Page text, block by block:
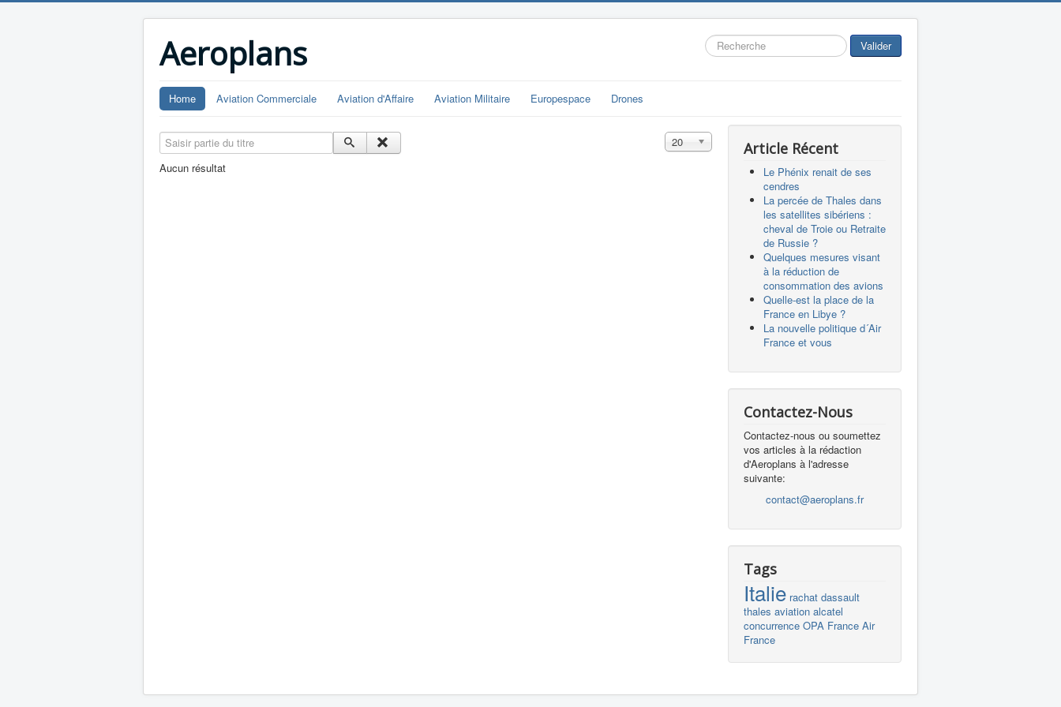
Aeroplans Rechercher Valider
Home Aviation Commerciale Aviation d'Affaire Aviation Militaire Europespace Drones
Saisir partie du titre Affichage #
20
Aucun résultat
Article Récent
Le Phénix renait de ses
cendres
La percée de Thales dans
les satellites sibériens :
cheval de Troie ou Retraite
de Russie ?
Quelques mesures visant
à la réduction de
consommation des avions
Quelle-est la place de la
France en Libye ?
La nouvelle politique d´Air
France et vous
Contactez-Nous
Contactez-nous ou soumettez
vos articles à la rédaction
d'Aeroplans à l'adresse
suivante:
contact@aeroplans.fr
Tags
Italie rachat dassault
thales aviation alcatel
concurrence OPA France Air
France